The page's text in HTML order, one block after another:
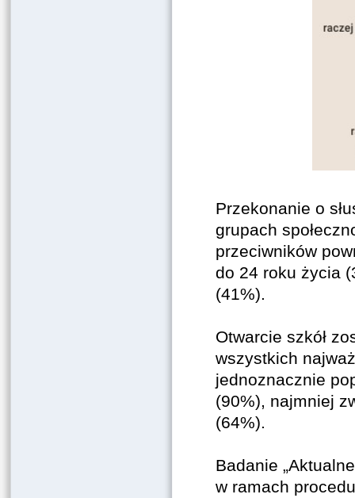
Przekonanie o
grupach
przeciwników
do 24 roku życia
(41%).
Otwarcie szkół
wszystkich
jednoznacznie
(90%), najmniej
(64%).
Badanie
w ramach